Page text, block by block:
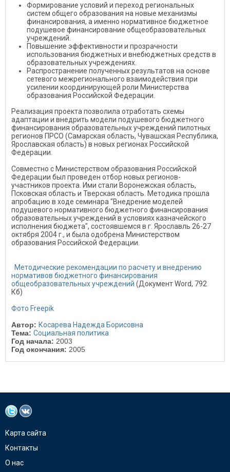
Формирование условий и переход региональных
систем общего образования на новые механизмы
финансирования, а именно нормативное бюджетное
подушевое финансирование общеобразовательных
учреждений.
Повышение эффективности и прозрачности
использования бюджетных и внебюджетных средств в
образовательных учреждениях.
Распространение полученных результатов на основе
сетевого межрегионального взаимодействия при
усилении координирующей роли Министерства
образования Российской Федерации.
Реализация проекта позволила отработать схемы
адаптации и внедрить модели подушевого бюджетного
финансирования образовательных учреждений пилотных
регионов ПРСО (Самарская область, Чувашская Республика,
Ярославская область) в новых регионах Российской
Федерации.
Совместно с Министерством образования Российской
Федерации был проведен отбор новых регионов-
участников проекта. Ими стали Воронежская область,
Псковская область и Тверская область. Методика прошла
апробацию в ходе семинара "Внедрение моделей
подушевого нормативного бюджетного финансирования
образовательных учреждений в условиях казначейского
исполнения бюджета", состоявшемся в г. Ярославль 26-27
октября 2004 г., и была одобрена Министерством
образования Российской Федерации.
Методические рекомендации по расчету и внедрению
нормативов бюджетного финансирования
общеобразовательных учреждений (Документ Word, 792
Кб)
Фото Freepik
Автор: Косарева Надежда Борисовна
Тема: Социальная политика
Год начала: 2003
Год окончания: 2005
Карта сайта
Контакты
О нас